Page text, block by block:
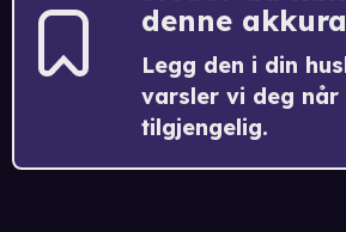
denne
Legg den i din
varsler vi deg når
tilgjengelig.